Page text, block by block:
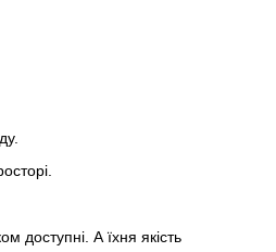
доступні. А їхня якість